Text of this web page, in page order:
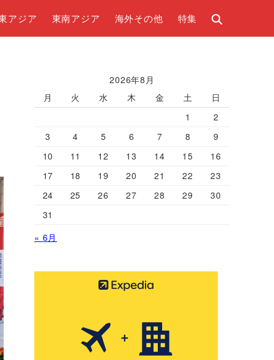
アジア 東南アジア 海外その他 特集
2026年8月
月
火 水 木 金 土
日
1
2
3
4 5 6 7 8
9
10
11 12 13 14 15
16
17
18 19 20 21 22
23
24
25 26 27 28 29
30
31
« 6月